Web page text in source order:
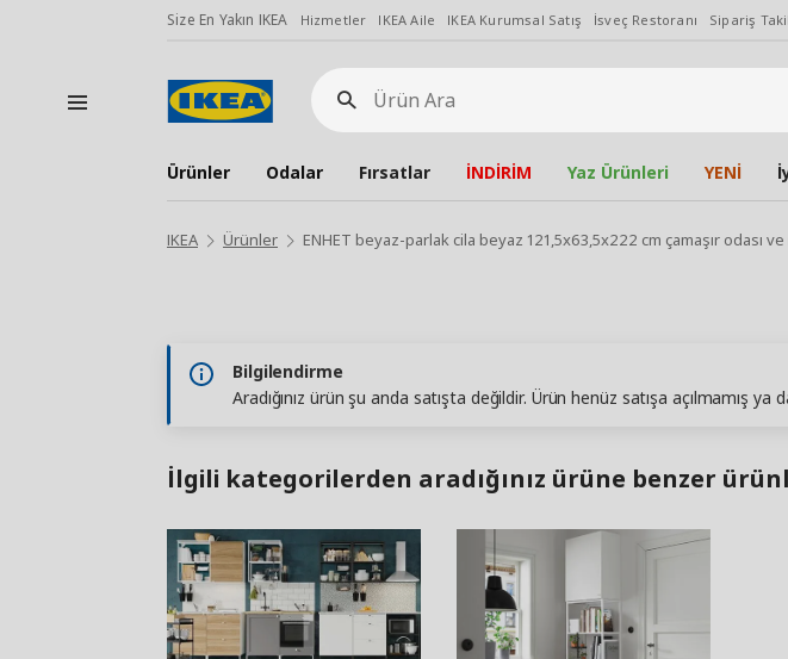
Size En Yakın IKEA Hizmetler IKEA Aile IKEA Kurumsal Satış İsveç Restoranı Sipariş
Ürün
Ara
Ürünler Odalar Fırsatlar İNDİRİM Yaz Ürünleri YENİ
IKEA Ürünler ENHET beyaz-parlak cila beyaz 121,5x63,5x222 cm çamaşır odası
Bilgilendirme
Aradığınız ürün şu anda satışta değildir. Ürün henüz satışa açılmamış
İlgili kategorilerden aradığınız ürüne benzer